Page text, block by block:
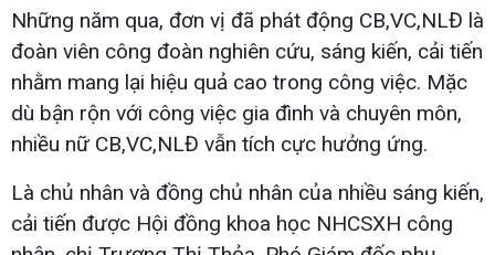
Những năm qua, đơn vị đã phát động CB,VC,NLĐ là
đoàn viên công đoàn nghiên cứu, sáng kiến, cải tiến
nhằm mang lại hiệu quả cao trong công việc. Mặc
dù bận rộn với công việc gia đình và chuyên môn,
nhiều nữ CB,VC,NLĐ vẫn tích cực hưởng ứng.
Là chủ nhân và đồng chủ nhân của nhiều sáng kiến,
cải tiến được Hội đồng khoa học NHCSXH công